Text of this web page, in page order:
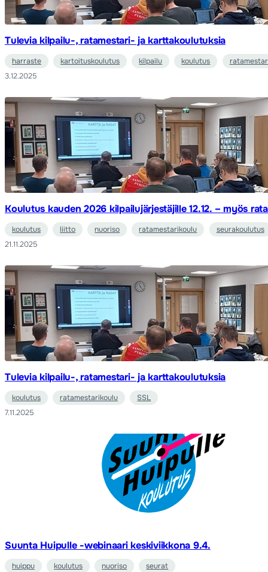
Tulevia kilpailu-, ratamestari- ja karttakoulutuksia
harraste kartoituskoulutus kilpailu koulutus
3.12.2025
Koulutus kauden 2026 kilpailujärjestäjille 12.12. – myös
koulutus liitto nuoriso ratamestarikoulu
seurakoulutus
21.11.2025
Tulevia kilpailu-, ratamestari- ja karttakoulutuksia
koulutus ratamestarikoulu
SSL
7.11.2025
Suunta Huipulle -webinaari keskiviikkona 9.4.
huippu koulutus nuoriso
seurat